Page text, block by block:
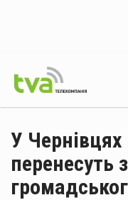
У
перенесуть